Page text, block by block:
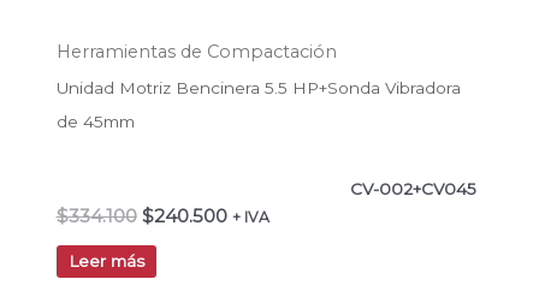
Herramientas de Compactación
Unidad Motriz Bencinera 5.5 HP+Sonda Vibradora
de 45mm
CV-002+CV045
$334.100 $240.500 + IVA
Leer más